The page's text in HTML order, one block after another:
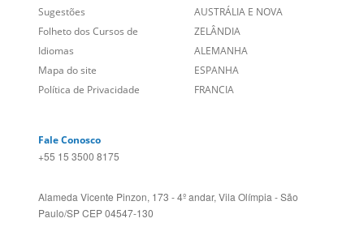
Idiomas
Mapa do site
Política de Privacidade
ALEMANHA
ESPANHA
FRANCIA
Alameda Vicente Pinzon, 173 - 4º andar, Vila Olímpia - São
Language Trainers,fundada em 2004 fornecendo cursos de
idiomas em mais de 60 cidades em todo o Brasil e Online com